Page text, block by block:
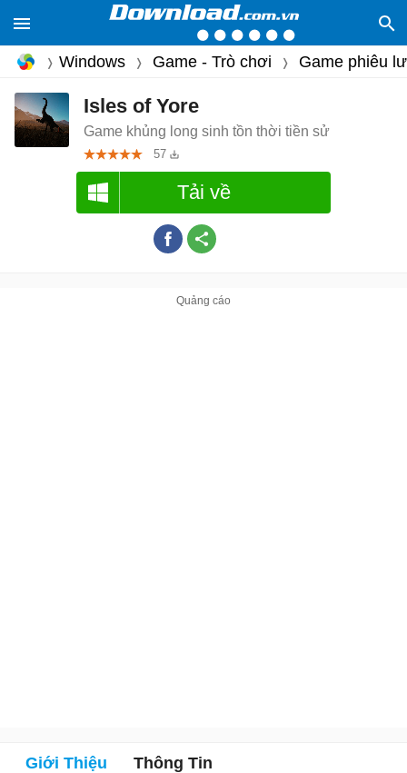
Windows Game - Trò chơi Game phiêu
Isles of Yore
Game khủng long sinh tồn thời tiền sử
57
Tải về
Giới Thiệu Thông Tin